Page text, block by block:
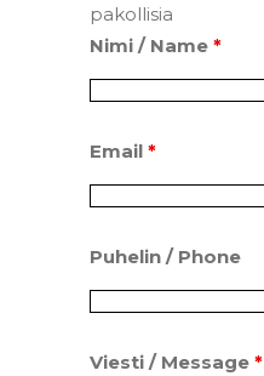
pakollisia
Nimi / Name *
Email *
Puhelin / Phone
Viesti / Message *